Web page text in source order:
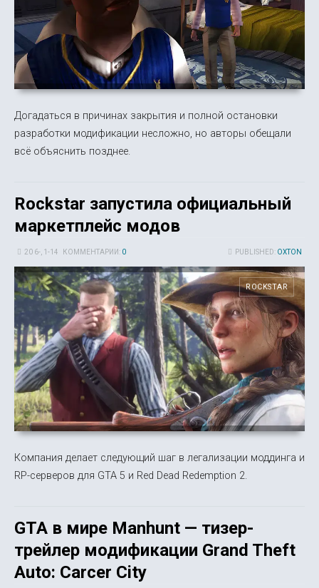
Догадаться в причинах закрытия и полной остановки
разработки модификации несложно, но авторы обещали
всё объяснить позднее.
Rockstar запустила официальный
маркетплейс модов
PUBLISHED: OXTON
20 6-, 1-14 КОММЕНТАРИИ: 0
ROCKSTAR
Компания делает следующий шаг в легализации моддинга и
RP-серверов для GTA 5 и Red Dead Redemption 2.
GTA в мире Manhunt — тизер-
трейлер модификации Grand Theft
Auto: Carcer City